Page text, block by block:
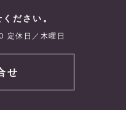
ださい。
定休日／木曜日
せ